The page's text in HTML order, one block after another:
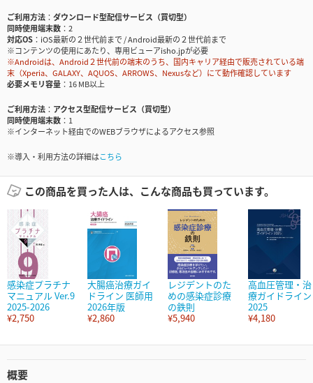
ご利用方法
ダウンロード型配信サービス（買切型）
同時使用端末数
2
対応OS
iOS最新の２世代前まで / Android最新の２世代前まで
※コンテンツの使用にあたり、専用ビューアisho.jpが必要
※Androidは、Android２世代前の端末のうち、国内キャリア経由で販売されている端
末（Xperia、GALAXY、AQUOS、ARROWS、Nexusなど）にて動作確認しています
必要メモリ容量
16 MB以上
ご利用方法
アクセス型配信サービス（買切型）
同時使用端末数
1
※インターネット経由でのWEBブラウザによるアクセス参照
※導入・利用方法の詳細はこちら
この商品を買った人は、こんな商品も買っています。
感染症プラチナ
マニュアル Ver.9
2025-2026
¥2,750
大腸癌治療ガイ
ドライン 医師用
2026年版
¥2,860
レジデントのた
めの感染症診療
の鉄則
¥5,940
高血圧管理・治
療ガイドライン
2025
¥4,180
概要